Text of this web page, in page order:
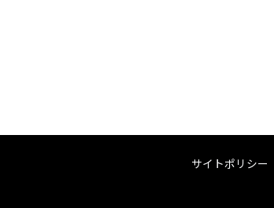
サイトポリシー